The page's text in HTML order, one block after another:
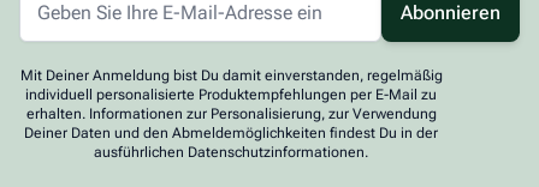
Abonnieren
Mit Deiner Anmeldung bist Du damit einverstanden, regelmäßig
individuell personalisierte Produktempfehlungen per E-Mail zu
erhalten. Informationen zur Personalisierung, zur Verwendung
Deiner Daten und den Abmeldemöglichkeiten findest Du in der
ausführlichen Datenschutzinformationen.